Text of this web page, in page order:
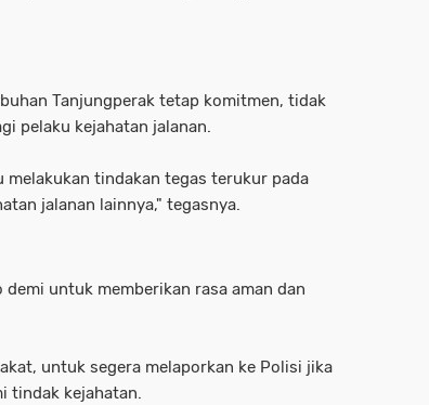
Tanjungperak tetap komitmen, tidak
pelaku kejahatan jalanan.
melakukan tindakan tegas terukur pada
jalanan lainnya," tegasnya.
untuk memberikan rasa aman dan
untuk segera melaporkan ke Polisi jika
tindak kejahatan.